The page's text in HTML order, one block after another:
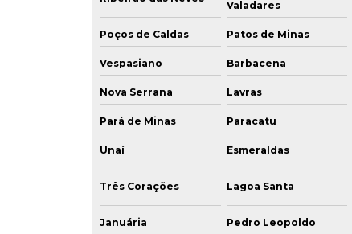
Valadares
Poços de Caldas Patos de Minas
Vespasiano Barbacena
Nova Serrana Lavras
Pará de Minas Paracatu
Unaí Esmeraldas
Três Corações Lagoa Santa
Januária Pedro Leopoldo